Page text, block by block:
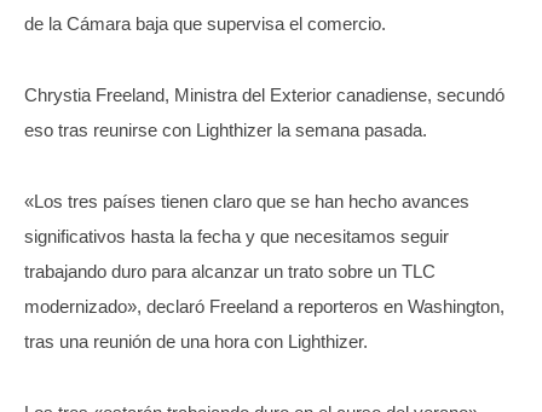
de la Cámara baja que supervisa el comercio.
Chrystia Freeland, Ministra del Exterior canadiense, secundó
eso tras reunirse con Lighthizer la semana pasada.
«Los tres países tienen claro que se han hecho avances
significativos hasta la fecha y que necesitamos seguir
trabajando duro para alcanzar un trato sobre un TLC
modernizado», declaró Freeland a reporteros en Washington,
tras una reunión de una hora con Lighthizer.